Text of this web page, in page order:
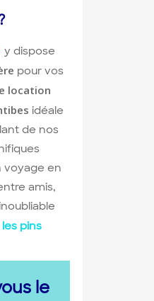
dispose
pour vos
location
idéale
de nos
voyage en
amis,
pins
le